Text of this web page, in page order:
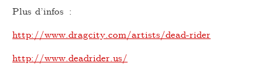
Plus d’infos :
http://www.dragcity.com/artists/dead-rider
http://www.deadrider.us/